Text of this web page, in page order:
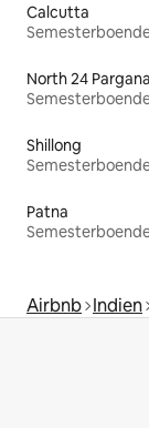
Calcutta
North 24
Shillong
Patna
Airbnb Indien